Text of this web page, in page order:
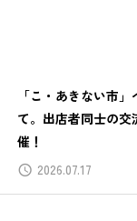
「こ・あきない市」
て。出店者同士の交
催！
2026.07.17